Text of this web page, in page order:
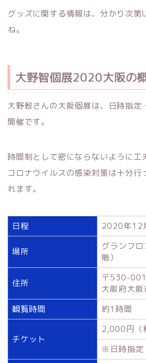
グッズに関する情報は、分かり次第
ね。
大野智個展2020大阪の
大野智さんの大阪個展は、日時指定
開催です。
時間制として密にならないように工
コロナウイルスの感染対策は十分行
れます。
日程 2020年12
場所
グランフ
階）
住所
〒530-
大阪府大
観覧時間
約1時間
チケット
2,000円（
※日時指定